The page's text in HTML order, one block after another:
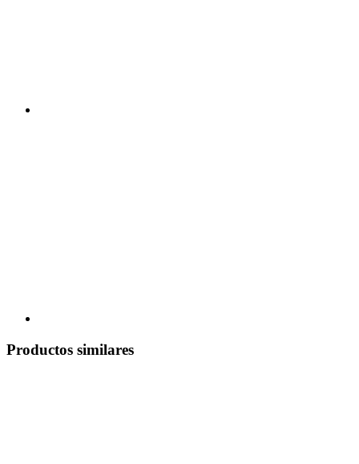
Productos similares